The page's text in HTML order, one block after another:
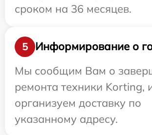
сроком на 36 месяцев.
5
Информирование о
Мы сообщим Вам о
ремонта техники Korting,
организуем доставку по
указанному адресу.